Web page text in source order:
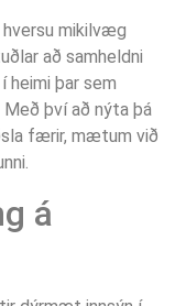
hversu mikilvæg
að samheldni
heimi þar sem
því að nýta þá
færir, mætum við
á